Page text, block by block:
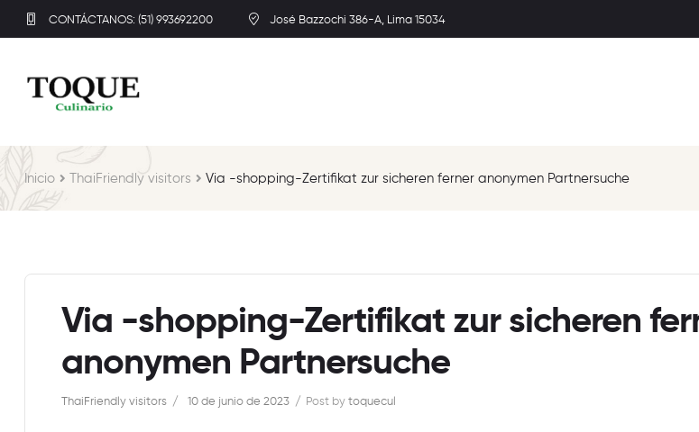
CONTÁCTANOS: (51) 993692200 José Bazzochi 386-A, Lima 15034
Inicio ThaiFriendly visitors Via -shopping-Zertifikat zur sicheren ferner anonymen Partnersuche
Via -shopping-Zertifikat zur sicheren
anonymen Partnersuche
ThaiFriendly visitors 10 de junio de 2023 Post by toquecul